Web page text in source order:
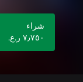
شراء
٧٫٧٥٠ ر.ع.‏